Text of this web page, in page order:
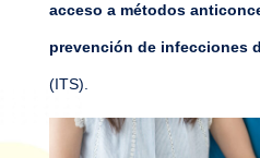
acceso a métodos
prevención de infecciones
(ITS).